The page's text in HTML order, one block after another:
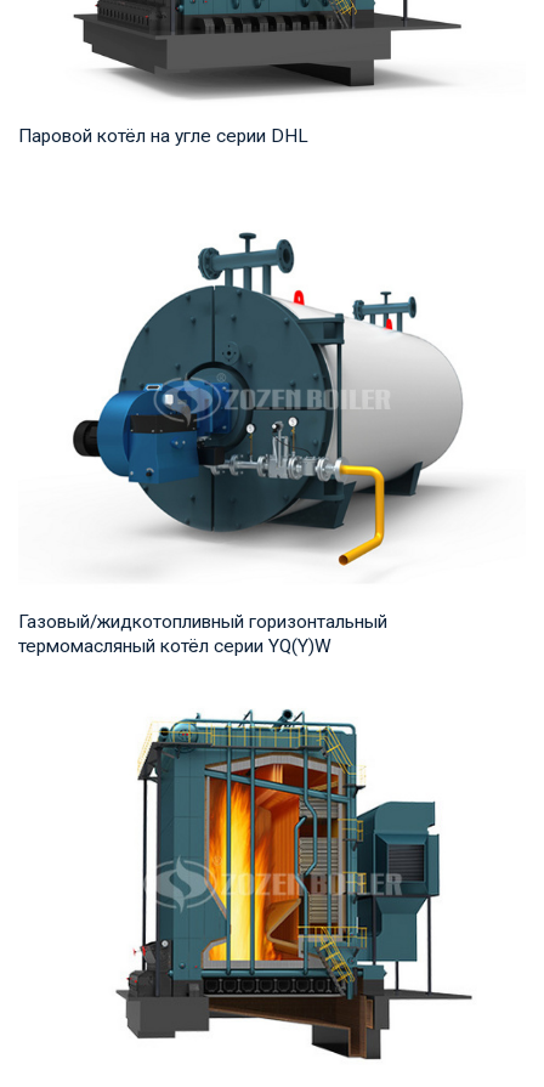
Паровой котёл на угле серии DHL
продукта: 20-75 т/ч Температура на выходе...
Газовый/жидкотопливный горизонтальный
термомасляный котёл серии YQ(Y)W
мощность продукта: 700-14,000 кВт Температур...